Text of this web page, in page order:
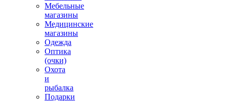
Мебельные
магазины
Медицинские
магазины
Одежда
Оптика
(очки)
Охота
и
рыбалка
Подарки